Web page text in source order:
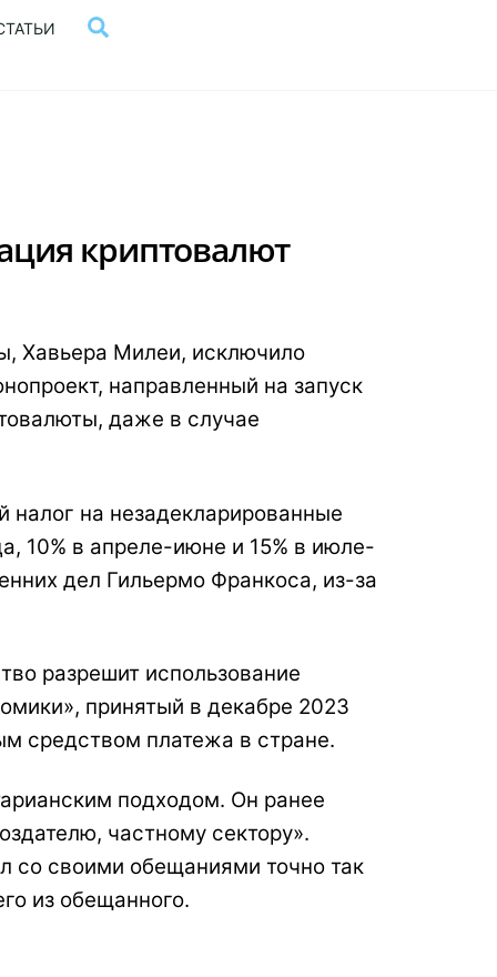
криптовалют
Хавьера Милеи, исключило
направленный на запуск
даже в случае
налог на незадекларированные
10% в апреле-июне и 15% в июле-
дел Гильермо Франкоса, из-за
разрешит использование
принятый в декабре 2023
средством платежа в стране.
подходом. Он ранее
частному сектору».
со своими обещаниями точно так
из обещанного.